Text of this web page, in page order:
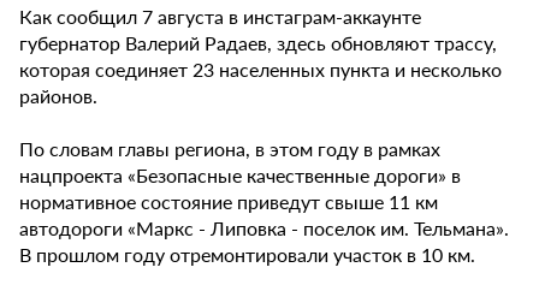
Как сообщил 7 августа в инстаграм-аккаунте
губернатор Валерий Радаев, здесь обновляют трассу,
которая соединяет 23 населенных пункта и несколько
районов.
По словам главы региона, в этом году в рамках
нацпроекта «Безопасные качественные дороги» в
нормативное состояние приведут свыше 11 км
автодороги «Маркс - Липовка - поселок им. Тельмана».
В прошлом году отремонтировали участок в 10 км.